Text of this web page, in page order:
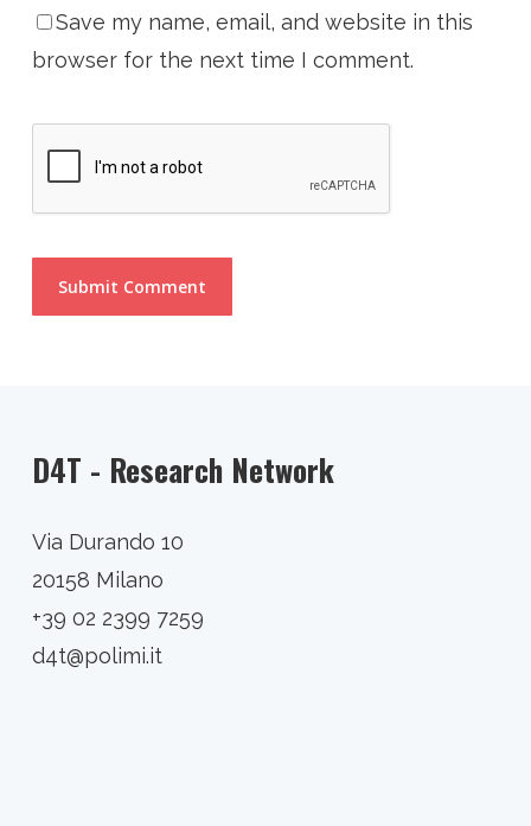
Save my name, email, and website in this
browser for the next time I comment.
D4T - Research Network
Via Durando 10
20158 Milano
+39 02 2399 7259
d4t@polimi.it